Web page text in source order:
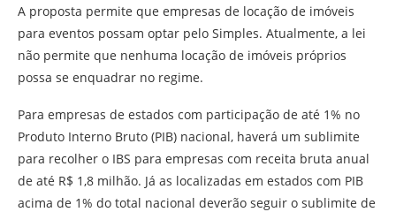
A proposta permite que empresas de locação de imóveis
para eventos possam optar pelo Simples. Atualmente, a lei
não permite que nenhuma locação de imóveis próprios
possa se enquadrar no regime.
Para empresas de estados com participação de até 1% no
Produto Interno Bruto (PIB) nacional, haverá um sublimite
para recolher o IBS para empresas com receita bruta anual
de até R$ 1,8 milhão. Já as localizadas em estados com PIB
acima de 1% do total nacional deverão seguir o sublimite de